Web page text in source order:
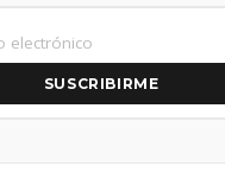
SUSCRIBIRME